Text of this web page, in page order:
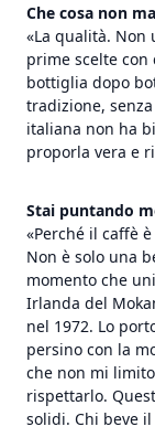
Che cosa non
«La qualità. Non
prime scelte con
bottiglia dopo
tradizione,
italiana non ha
proporla vera e
Stai puntando
«Perché il caffè
Non è solo una
momento che
Irlanda del
nel 1972. Lo
persino con la
che non mi
rispettarlo.
solidi. Chi beve il